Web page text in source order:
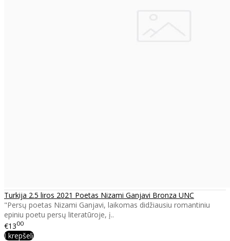
Turkija 2.5 liros 2021 Poetas Nizami Ganjavi Bronza UNC
"Persų poetas Nizami Ganjavi, laikomas didžiausiu romantiniu
epiniu poetu persų literatūroje, į..
€1300
Į krepšelį